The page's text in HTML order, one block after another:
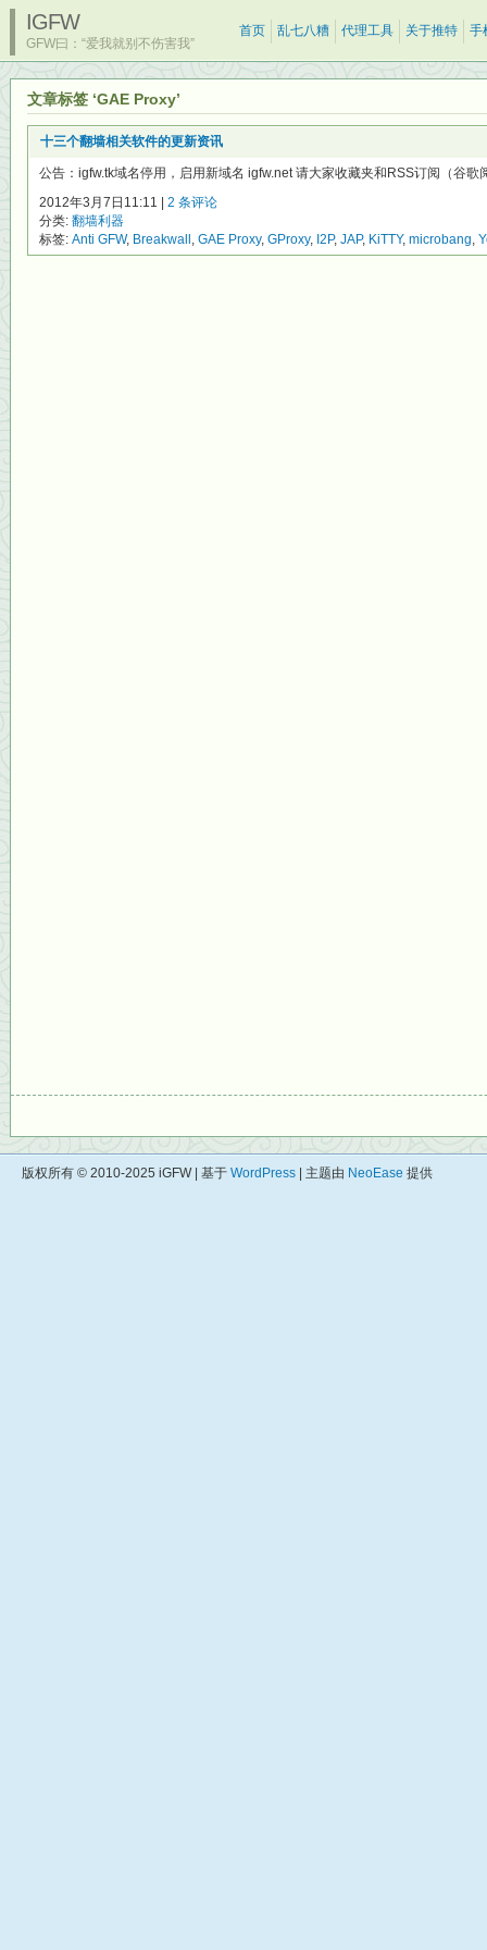
IGFW
GFW曰：“爱我就别不伤害我”
首页 乱七八糟 代理工具 关于推特 手
文章标签 ‘GAE Proxy’
十三个翻墙相关软件的更新资讯
公告：igfw.tk域名停用，启用新域名 igfw.net 请大家收藏夹和RSS订阅（谷
2012年3月7日11:11 | 2 条评论
分类: 翻墙利器
标签: Anti GFW, Breakwall , GAE Proxy, GProxy, I2P, JAP, KiTTY, microbang,
版权所有 © 2010-2025 iGFW | 基于 WordPress | 主题由 NeoEase 提供